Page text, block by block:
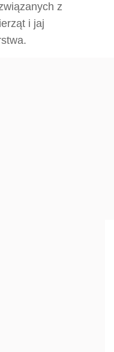
z
i jaj